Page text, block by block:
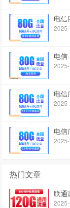
电信
电信
电信
电信
热门文章
联通